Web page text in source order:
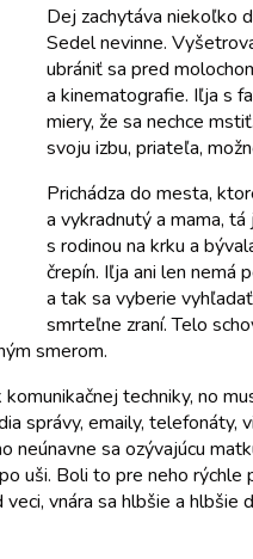
Dej zachytáva niekoľko
Sedel nevinne.
ubrániť sa pred
a kinematografie. Iľja s
miery, že sa nechce
svoju izbu, priateľa,
Prichádza do mesta,
a vykradnutý a mama,
s rodinou na krku a
črepín. Iľja ani len nemá
a tak sa vyberie
smrteľne zraní. Telo
smerom.
komunikačnej techniky, no
správy, emaily,
neúnavne sa ozývajúcu
uši. Boli to pre neho
vnára sa hlbšie a hlbšie